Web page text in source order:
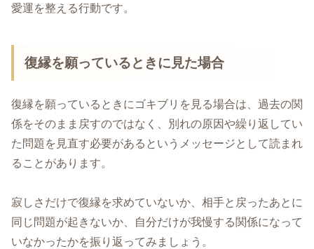
愛運を整える行動です。
復縁を願っているときに見た場合
復縁を願っているときにゴキブリを見る場合は、過去の関
係をそのまま戻すのではなく、別れの原因や繰り返してい
た問題を見直す必要があるというメッセージとして読まれ
ることがあります。
寂しさだけで復縁を求めていないか、相手と戻ったあとに
同じ問題が起きないか、自分だけが我慢する関係になって
いなかったかを振り返ってみましょう。